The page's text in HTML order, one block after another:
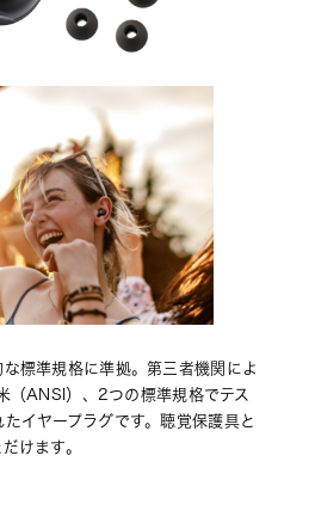
標準規格に準拠。第三者機関によ
（ANSI）、2つの標準規格でテス
イヤープラグです。聴覚保護具と
けます。